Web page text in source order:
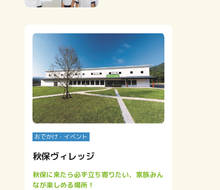
おでかけ・イベント
秋保ヴィレッジ
秋保に来たら必ず立ち寄りたい、家族みん
なが楽しめる場所！